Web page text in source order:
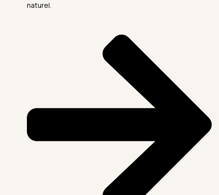
naturel.